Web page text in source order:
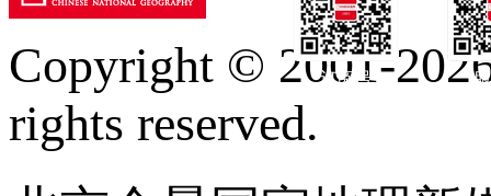
订阅号
Copyright © 2001-
rights reserved.